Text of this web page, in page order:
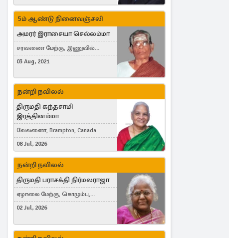
5ம் ஆண்டு நினைவஞ்சலி
அமரர் இராசையா செல்லம்மா
சரவணை மேற்கு, இணுவில்
கிழக்கு
03 Aug, 2021
நன்றி நவிலல்
திருமதி கந்தசாமி
இரத்தினம்மா
வேலணை, Brampton, Canada
08 Jul, 2026
நன்றி நவிலல்
திருமதி பராசக்தி நிர்மலராஜா
ஏழாலை மேற்கு, கொழும்பு,
தங்காலை, London, United Kingdom
02 Jul, 2026